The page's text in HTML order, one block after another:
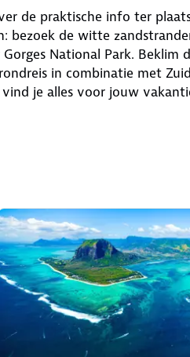
de praktische info ter
bezoek de witte
National Park. Beklim
in combinatie met
je alles voor jouw